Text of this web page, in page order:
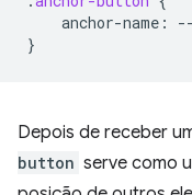
anchor-name : --
}
Depois de receber
button serve como